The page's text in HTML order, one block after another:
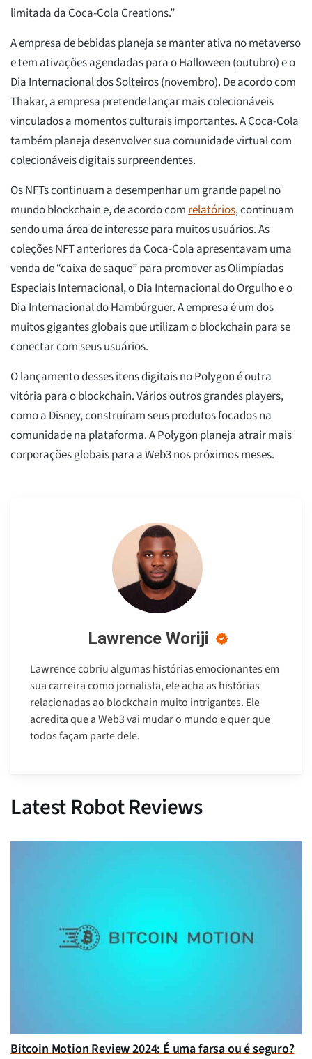
limitada da Coca-Cola Creations.”
A empresa de bebidas planeja se manter ativa no metaverso
e tem ativações agendadas para o Halloween (outubro) e o
Dia Internacional dos Solteiros (novembro). De acordo com
Thakar, a empresa pretende lançar mais colecionáveis
vinculados a momentos culturais importantes. A Coca-Cola
também planeja desenvolver sua comunidade virtual com
colecionáveis digitais surpreendentes.
Os NFTs continuam a desempenhar um grande papel no
mundo blockchain e, de acordo comrelatórios, continuam
sendo uma área de interesse para muitos usuários. As
coleções NFT anteriores da Coca-Cola apresentavam uma
venda de “caixa de saque” para promover as Olimpíadas
Especiais Internacional, o Dia Internacional do Orgulho e o
Dia Internacional do Hambúrguer. A empresa é um dos
muitos gigantes globais que utilizam o blockchain para se
conectar com seus usuários.
O lançamento desses itens digitais no Polygon é outra
vitória para o blockchain. Vários outros grandes players,
como a Disney, construíram seus produtos focados na
comunidade na plataforma. A Polygon planeja atrair mais
corporações globais para a Web3 nos próximos meses.
Lawrence Woriji
Lawrence cobriu algumas histórias emocionantes em
sua carreira como jornalista, ele acha as histórias
relacionadas ao blockchain muito intrigantes. Ele
acredita que a Web3 vai mudar o mundo e quer que
todos façam parte dele.
Latest Robot Reviews
Bitcoin Motion Review 2024: É uma farsa ou é seguro?